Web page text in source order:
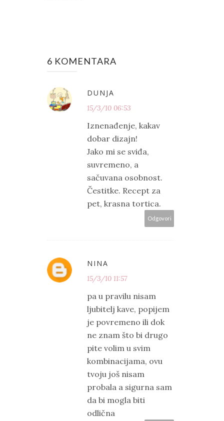
6 KOMENTARA
DUNJA
15/3/10 06:53
Iznenađenje, kakav
dobar dizajn!
Jako mi se sviđa,
suvremeno, a
sačuvana osobnost.
Čestitke. Recept za
pet, krasna tortica.
Odgovori
NINA
15/3/10 11:57
pa u pravilu nisam
ljubitelj kave, popijem
je povremeno ili dok
ne znam što bi drugo
pite volim u svim
kombinacijama, ovu
tvoju još nisam
probala a sigurna sam
da bi mogla biti
odlična